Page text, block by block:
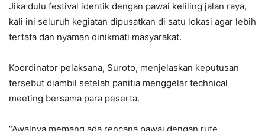
Jika dulu festival identik dengan pawai keliling jalan raya,
kali ini seluruh kegiatan dipusatkan di satu lokasi agar lebih
tertata dan nyaman dinikmati masyarakat.
Koordinator pelaksana, Suroto, menjelaskan keputusan
tersebut diambil setelah panitia menggelar technical
meeting bersama para peserta.